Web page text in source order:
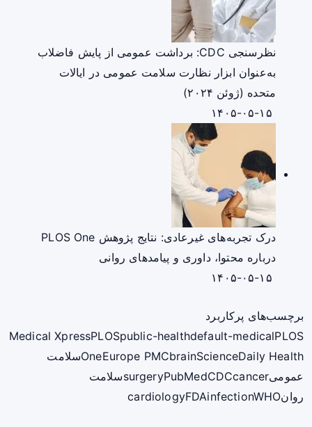
نظرسنجی CDC: برداشت عمومی از پایش فاضلاب
به‌عنوان ابزار نظارت سلامت عمومی در ایالات
متحده (ژوئن ۲۰۲۴)
درک تجربه‌های غیرعادی: نتایج پژوهش PLOS One
درباره محتوا، داوری و پیامدهای روانی
برچسب‌های پرکاربرد
Medical XpressPLOSpublic-healthdefault-medicalPLOS
OneEurope PMCbrainScienceDaily Health
سلامت
عمومی
surgeryPubMedCDCcancer
سلامت
روان
cardiologyFDAinfectionWHO